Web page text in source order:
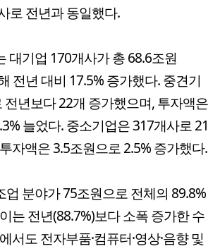
로 전년과 동일했다.
대기업 170개사가 총 68.6조원
전년 대비 17.5% 증가했다. 중견기
전년보다 22개 증가했으며, 투자액은
늘었다. 중소기업은 317개사로 21
자액은 3.5조원으로 2.5% 증가했다.
업 분야가 75조원으로 전체의 89.8%
는 전년(88.7%)보다 소폭 증가한 수
서도 전자부품·컴퓨터·영상·음향 및